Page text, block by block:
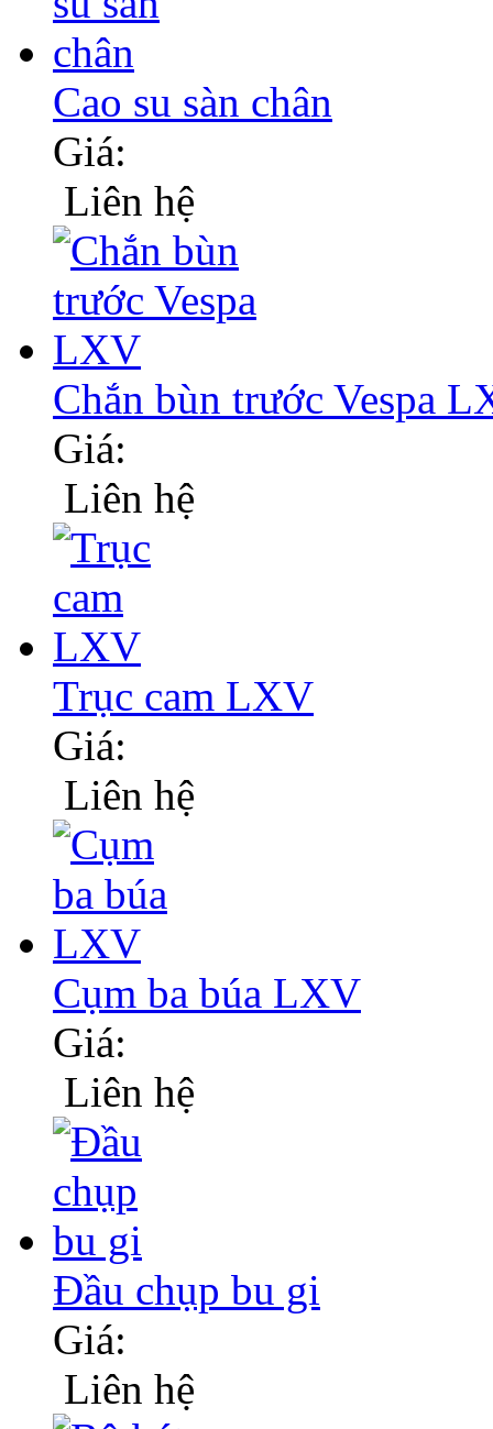
Cao su sàn chân
Giá:
Liên hệ
Chắn bùn trước Vespa
Giá:
Liên hệ
Trục cam LXV
Giá:
Liên hệ
Cụm ba búa LXV
Giá:
Liên hệ
Đầu chụp bu gi
Giá:
Liên hệ